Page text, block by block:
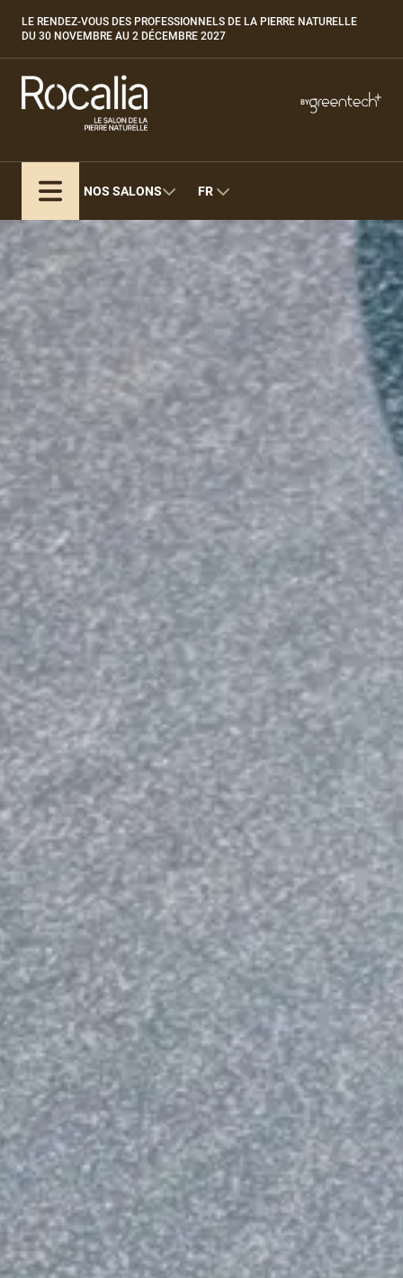
contenu
principal
Paragraphes
LE RENDEZ-VOUS DES PROFESSIONNELS DE LA PIERRE NATURELLE
DU 30 NOVEMBRE AU 2 DÉCEMBRE 2027
Paragraphes
Paragraphes
BY
NOS SALONS
Expobiogaz
Open Energies
Paysalia
Piscine Global
FR